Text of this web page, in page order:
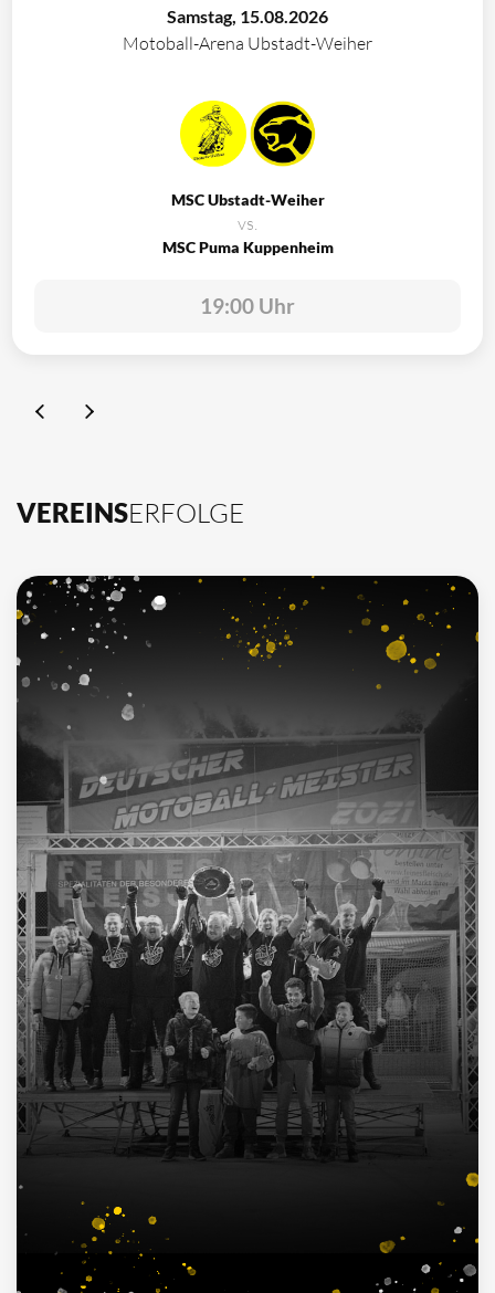
Samstag, 15.08.2026
Motoball-Arena Ubstadt-Weiher
MSC Ubstadt-Weiher
vs.
MSC Puma Kuppenheim
19:00 Uhr
VEREINSERFOLGE
10
Deutscher Meister
1962, 2002, 2003, 2009, 2012, 2013, 2014, 2015, 2016, 2021
4
Deutscher Pokalsieger
1998, 2012, 2013, 2016
3
Süddeutscher Meister
2013, 2014, 2015
7
Deutscher Jugendmeister